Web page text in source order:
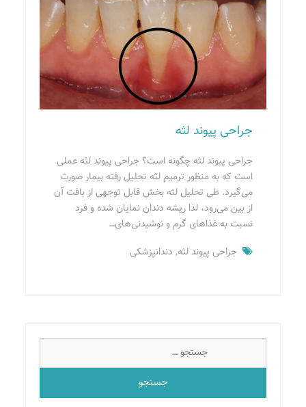
جراحی پیوند لثه
جراحی پیوند لثه چگونه است؟ جراحی پیوند لثه عملی
است که به منظور ترمیم لثه تحلیل رفته بیمار صورت
می‌گیرد.‌ طی تحلیل لثه بخش قابل توجهی از بافت آن
از بین می‌رود، لذا ریشه دندان نمایان شده و فرد
نسبت به غذاهای گرم و نوشیدنی‌های…
جراحی پیوند لثه, دندانپزشکی